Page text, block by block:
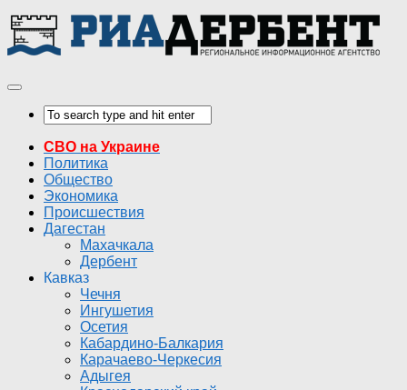
СВО на Украине
Политика
Общество
Экономика
Происшествия
Дагестан
Махачкала
Дербент
Кавказ
Чечня
Ингушетия
Осетия
Кабардино-Балкария
Карачаево-Черкесия
Адыгея